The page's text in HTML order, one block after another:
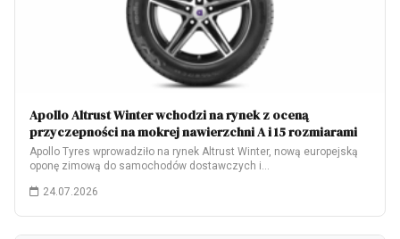
Apollo Altrust Winter wchodzi na rynek z oceną
przyczepności na mokrej nawierzchni A i 15 rozmiarami
Apollo Tyres wprowadziło na rynek Altrust Winter, nową europejską
oponę zimową do samochodów dostawczych i…
24.07.2026